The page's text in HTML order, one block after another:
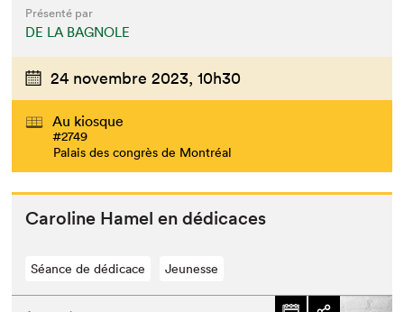
Présenté par
DE LA BAGNOLE
24 novembre 2023, 10h30
Au kiosque
#2749
Palais des congrès de Montréal
Car­o­line Hamel en dédicaces
Séance de dédicace Jeunesse